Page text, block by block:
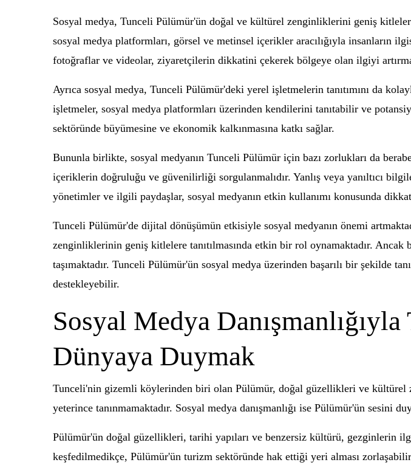
Sosyal medya, Tunceli Pülümür'ün doğal ve kültürel zenginliklerini geniş
sosyal medya platformları, görsel ve metinsel içerikler aracılığıyla insanların
fotoğraflar ve videolar, ziyaretçilerin dikkatini çekerek bölgeye olan ilgiyi
Ayrıca sosyal medya, Tunceli Pülümür'deki yerel işletmelerin tanıtımını da
işletmeler, sosyal medya platformları üzerinden kendilerini tanıtabilir ve
sektöründe büyümesine ve ekonomik kalkınmasına katkı sağlar.
Bununla birlikte, sosyal medyanın Tunceli Pülümür için bazı zorlukları da
içeriklerin doğruluğu ve güvenilirliği sorgulanmalıdır. Yanlış veya yanıltıcı
yönetimler ve ilgili paydaşlar, sosyal medyanın etkin kullanımı konusunda
Tunceli Pülümür'de dijital dönüşümün etkisiyle sosyal medyanın önemi
zenginliklerinin geniş kitlelere tanıtılmasında etkin bir rol oynamaktadır.
taşımaktadır. Tunceli Pülümür'ün sosyal medya üzerinden başarılı bir şekilde
destekleyebilir.
Sosyal Medya
Dünyaya Duymak
Tunceli'nin gizemli köylerinden biri olan Pülümür, doğal güzellikleri ve
yeterince tanınmamaktadır. Sosyal medya danışmanlığı ise Pülümür'ün sesini
Pülümür'ün doğal güzellikleri, tarihi yapıları ve benzersiz kültürü, gezginlerin
keşfedilmedikçe, Pülümür'ün turizm sektöründe hak ettiği yeri alması